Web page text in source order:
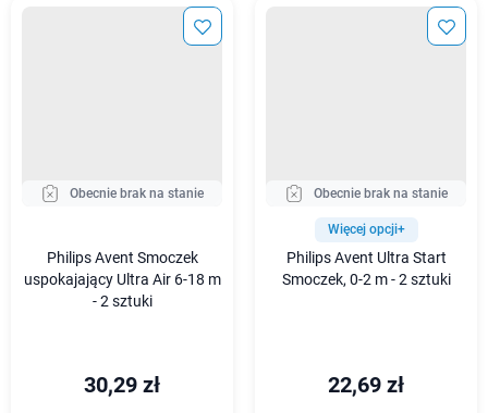
Obecnie brak na stanie
Philips Avent Smoczek
uspokajający Ultra Air 6-18 m
- 2 sztuki
30,29 zł
Obecnie brak na stanie
Więcej opcji+
Philips Avent Ultra Start
Smoczek, 0-2 m - 2 sztuki
22,69 zł